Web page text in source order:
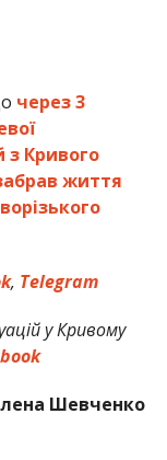
через 3
з Кривого
життя
, Telegram
у Кривому
Шевченко